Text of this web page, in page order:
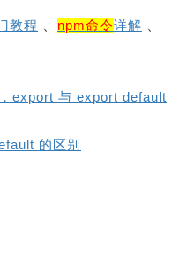
教程 npm命令详解
export 与 export default
的区别